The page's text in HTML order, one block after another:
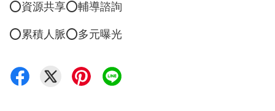
⭕️資源共享⭕️輔導諮詢
⭕️累積人脈⭕️多元曝光